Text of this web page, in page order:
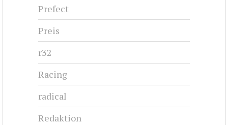
Prefect
Preis
r32
Racing
radical
Redaktion